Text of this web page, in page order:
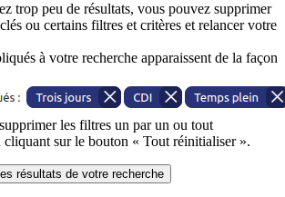
trop peu de résultats, vous pouvez supprimer
ou certains filtres et critères et relancer votre
à votre recherche apparaissent de la façon
les filtres un par un ou tout
cliquant sur le bouton « Tout réinitialiser ».
résultats de votre recherche